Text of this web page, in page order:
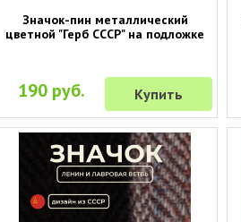
Значок-пин металлический
цветной "Герб СССР" на подложке
190 руб. Купить